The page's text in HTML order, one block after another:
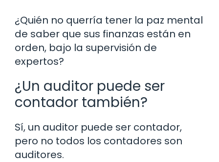
¿Quién no querría tener la paz mental
de saber que sus finanzas están en
orden, bajo la supervisión de
expertos?
¿Un auditor puede ser
contador también?
Sí, un auditor puede ser contador,
pero no todos los contadores son
auditores.